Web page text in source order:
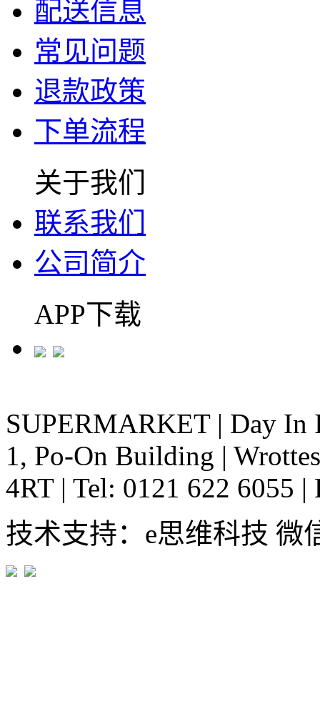
配送信息
常见问题
退款政策
下单流程
关于我们
联系我们
公司简介
APP下载
SUPERMARKET | Day In
1, Po-On Building |
4RT | Tel: 0121 622 6055 |
技术支持：e思维科技 微